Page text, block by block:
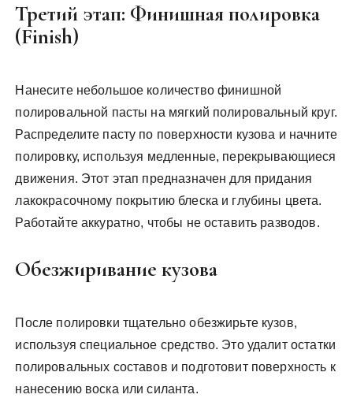
Третий этап: Финишная полировка
(Finish)
Нанесите небольшое количество финишной
полировальной пасты на мягкий полировальный круг.
Распределите пасту по поверхности кузова и начните
полировку, используя медленные, перекрывающиеся
движения. Этот этап предназначен для придания
лакокрасочному покрытию блеска и глубины цвета.
Работайте аккуратно, чтобы не оставить разводов.
Обезжиривание кузова
После полировки тщательно обезжирьте кузов,
используя специальное средство. Это удалит остатки
полировальных составов и подготовит поверхность к
нанесению воска или силанта.